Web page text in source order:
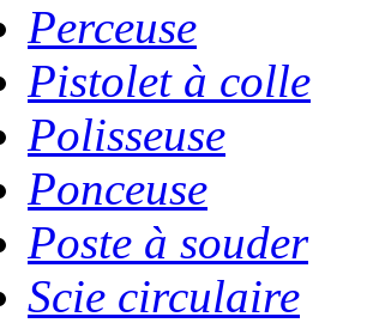
Perceuse
Pistolet à colle
Polisseuse
Ponceuse
Poste à souder
Scie circulaire